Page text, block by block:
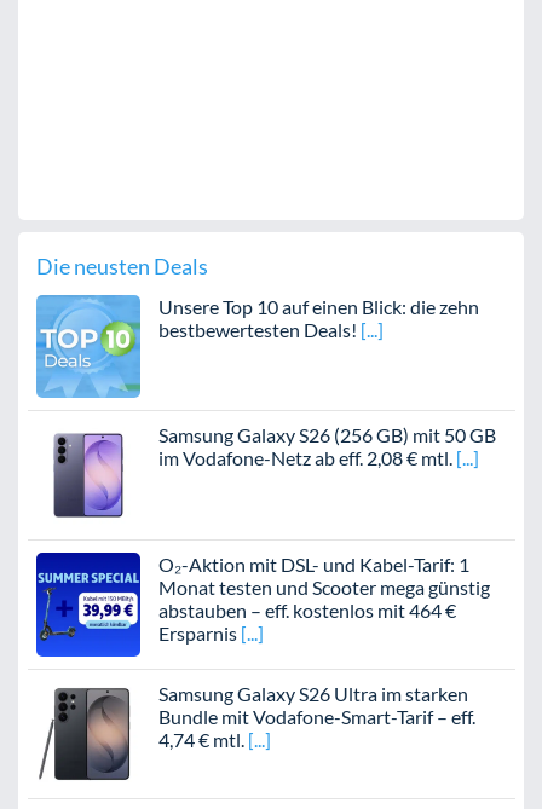
Die neusten Deals
Unsere Top 10 auf einen Blick: die zehn
bestbewertesten Deals!
Samsung Galaxy S26 (256 GB) mit 50 GB
im Vodafone-Netz ab eff. 2,08 € mtl.
O₂-Aktion mit DSL- und Kabel-Tarif: 1
Monat testen und Scooter mega günstig
abstauben – eff. kostenlos mit 464 €
Ersparnis
Samsung Galaxy S26 Ultra im starken
Bundle mit Vodafone-Smart-Tarif – eff.
4,74 € mtl.